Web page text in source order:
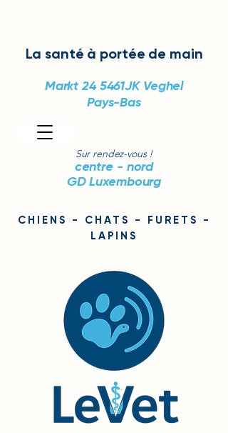
Sur rendez-vous !
centre - nord
GD Luxembourg
La santé à portée de main
CHIENS - CHATS - FURETS -
LAPINS
Markt 24 5461JK Veghel
Pays-Bas